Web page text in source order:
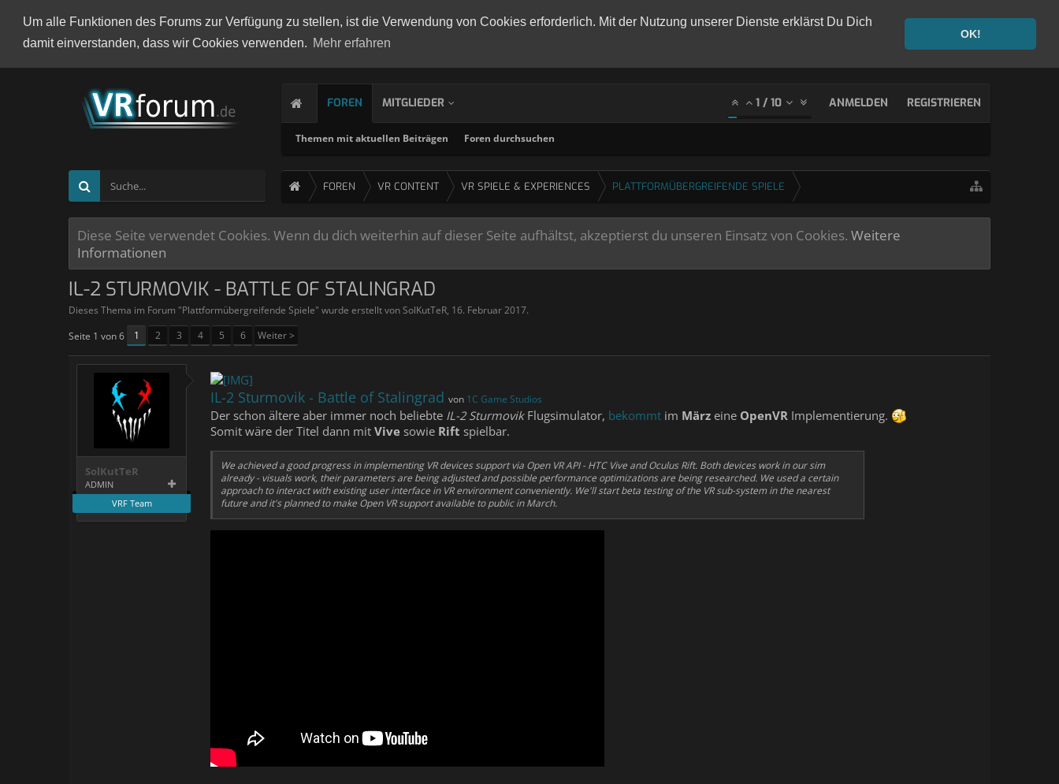
Um alle Funktionen des Forums zur Verfügung zu stellen, ist die Verwendung von Cookies erforderlich. Mit der Nutzung unserer Dienste erklärst Du Dich
damit einverstanden, dass wir Cookies verwenden. Mehr erfahren
OK!
FOREN
Themen mit aktuellen Beiträgen Foren durchsuchen
MITGLIEDER 1 / 10 ANMELDEN REGISTRIEREN
FOREN VR CONTENT VR SPIELE & EXPERIENCES PLATTFORMÜBERGREIFENDE SPIELE
Diese Seite verwendet Cookies. Wenn du dich weiterhin auf dieser Seite aufhältst, akzeptierst du unseren Einsatz von Cookies. Weitere
Informationen
IL-2 STURMOVIK - BATTLE OF STALINGRAD
Dieses Thema im Forum "Plattformübergreifende Spiele" wurde erstellt vonSolKutTeR, 16. Februar 2017.
Seite 1 von 6
1 2 3 4 5 6 Weiter >
SolKutTeR
ADMIN
VRF Team
IL-2 Sturmovik - Battle of Stalingrad von 1C Game Studios
Der schon ältere aber immer noch beliebte IL-2 SturmovikFlugsimulator, bekommt im März eine OpenVR Implementierung.
Somit wäre der Titel dann mit Vive sowie Rift spielbar.
We achieved a good progress in implementing VR devices support via Open VR API - HTC Vive and Oculus Rift. Both devices work in our sim
already - visuals work, their parameters are being adjusted and possible performance optimizations are being researched. We used a certain
approach to interact with existing user interface in VR environment conveniently. We'll start beta testing of the VR sub-system in the nearest
future and it's planned to make Open VR support available to public in March.